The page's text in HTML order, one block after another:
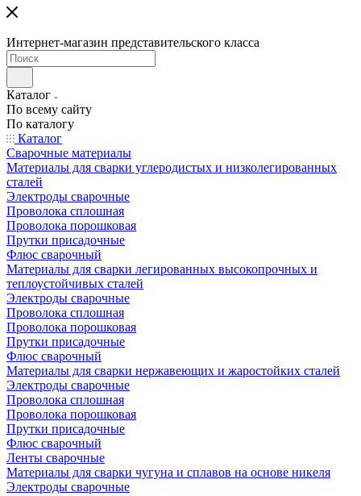
Интернет-магазин представительского класса
Каталог
По всему сайту
По каталогу
Каталог
Сварочные материалы
Материалы для сварки углеродистых и низколегированных
сталей
Электроды сварочные
Проволока сплошная
Проволока порошковая
Прутки присадочные
Флюс сварочный
Материалы для сварки легированных высокопрочных и
теплоустойчивых сталей
Электроды сварочные
Проволока сплошная
Проволока порошковая
Прутки присадочные
Флюс сварочный
Материалы для сварки нержавеющих и жаростойких сталей
Электроды сварочные
Проволока сплошная
Проволока порошковая
Прутки присадочные
Флюс сварочный
Ленты сварочные
Материалы для сварки чугуна и сплавов на основе никеля
Электроды сварочные